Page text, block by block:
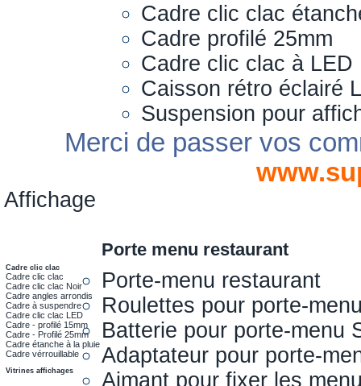
Cadre clic clac
Cadre profilé 25mm
Cadre clic clac à LED
Caisson rétro éclairé
Suspension pour
Merci de passer vos
Affichage
Cadre clic clac
Cadre clic clac
Cadre clic clac Noir
Cadre angles arrondis
Cadre à suspendre
Cadre clic clac LED
Cadre - profilé 15mm
Cadre - Profilé 25mm
Cadre étanche à la pluie
Cadre vérrouillable
Vitrines affichages
Porte menu restaurant
Porte-menu restaurant
Roulettes pour porte-
Batterie pour porte-menu
Adaptateur pour porte-
Aimant pour fixer les